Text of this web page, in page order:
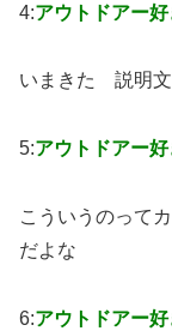
4:アウトドアー好
いまきた 説明文
5:アウトドアー好
こういうのって
だよな
6:アウトドアー好